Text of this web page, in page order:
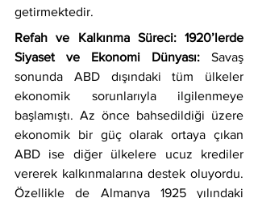
getirmektedir.
Refah ve Kalkınma Süreci: 1920’lerde
Siyaset ve Ekonomi Dünyası: Savaş
sonunda ABD dışındaki tüm ülkeler
ekonomik sorunlarıyla ilgilenmeye
başlamıştı. Az önce bahsedildiği üzere
ekonomik bir güç olarak ortaya çıkan
ABD ise diğer ülkelere ucuz krediler
vererek kalkınmalarına destek oluyordu.
Özellikle de Almanya 1925 yılındaki